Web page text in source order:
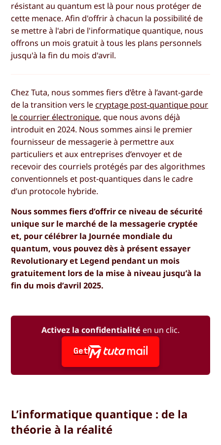
résistant au quantum est là pour nous protéger de
cette menace. Afin d'offrir à chacun la possibilité de
se mettre à l'abri de l'informatique quantique, nous
offrons un mois gratuit à tous les plans personnels
jusqu'à la fin du mois d'avril.
Chez Tuta, nous sommes fiers d’être à l’avant-garde
de la transition vers le cryptage post-quantique pour
le courrier électronique, que nous avons déjà
introduit en 2024. Nous sommes ainsi le premier
fournisseur de messagerie à permettre aux
particuliers et aux entreprises d’envoyer et de
recevoir des courriels protégés par des algorithmes
conventionnels et post-quantiques dans le cadre
d’un protocole hybride.
Nous sommes fiers d’offrir ce niveau de sécurité
unique sur le marché de la messagerie cryptée
et, pour célébrer la Journée mondiale du
quantum, vous pouvez dès à présent essayer
Revolutionary et Legend pendant un mois
gratuitement lors de la mise à niveau jusqu’à la
fin du mois d’avril 2025.
Activez la confidentialité en un clic.
Get
L’informatique quantique : de la
théorie à la réalité